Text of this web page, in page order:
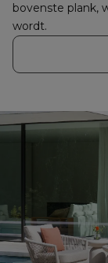
bovenste plank,
wordt.